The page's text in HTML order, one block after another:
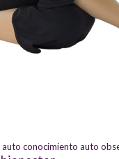
auto conocimiento auto